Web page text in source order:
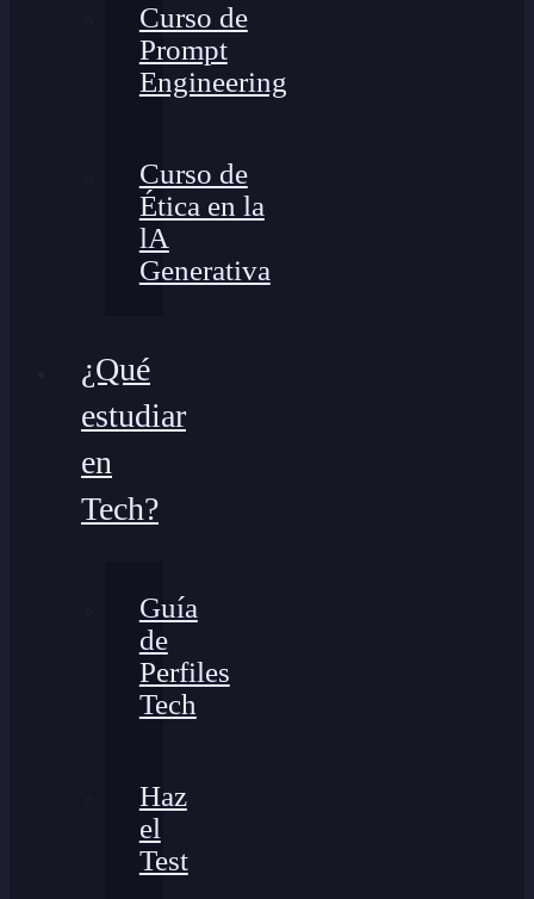
Curso de
Prompt
Engineering
Curso de
Ética en la
lA
Generativa
¿Qué
estudiar
en
Tech?
Guía
de
Perfiles
Tech
Haz
el
Test